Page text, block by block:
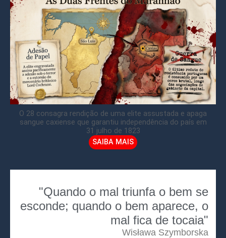
O 28 consagra rendição de uma elite assustada e apaga
sangue caxiense que garantiu independência do país em
31 julho de 1823
SAIBA MAIS
"Quando o mal triunfa o bem se
esconde; quando o bem aparece, o
mal fica de tocaia"
Wisława Szymborska